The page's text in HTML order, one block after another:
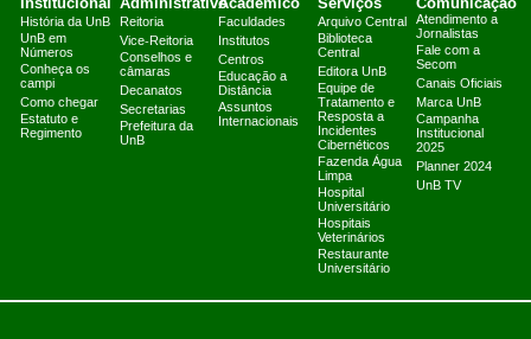
História da UnB
UnB em
Números
Conheça os
campi
Como chegar
Estatuto e
Regimento
Reitoria
Vice-Reitoria
Conselhos e
câmaras
Decanatos
Secretarias
Prefeitura da
UnB
Faculdades
Institutos
Centros
Educação a
Distância
Assuntos
Internacionais
Arquivo Central
Biblioteca
Central
Editora UnB
Equipe de
Tratamento e
Resposta a
Incidentes
Cibernéticos
Fazenda Água
Limpa
Hospital
Universitário
Hospitais
Veterinários
Restaurante
Universitário
Atendimento a
Jornalistas
Fale com a
Secom
Canais Oficiais
Marca UnB
Campanha
Institucional
2025
Planner 2024
UnB TV